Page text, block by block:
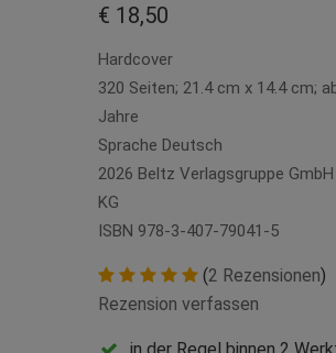
€ 18,50
Hardcover
320 Seiten; 21.4 cm x 14.4 cm;
Jahre
Sprache Deutsch
2026 Beltz Verlagsgruppe
KG
ISBN 978-3-407-79041-5
(2 Rezensionen)
Rezension verfassen